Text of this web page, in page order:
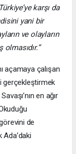
karşı da
yani bir
ve olayların
açamaya çalışan
gerçekleştirmek
en ağır
de
Ada’daki